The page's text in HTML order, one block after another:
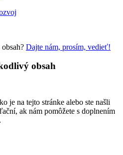
Dajte nám, prosím, vedieť!
obsah
je na tejto stránke alebo ste našli
ak nám pomôžete s doplnením